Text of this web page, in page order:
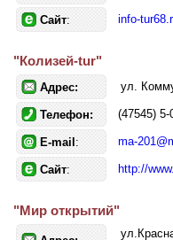
Сайт: info-
"Колизей-tur"
Адрес: ул.
Телефон: (47545)
E-mail : ma-
Сайт: http://
"Мир открытий"